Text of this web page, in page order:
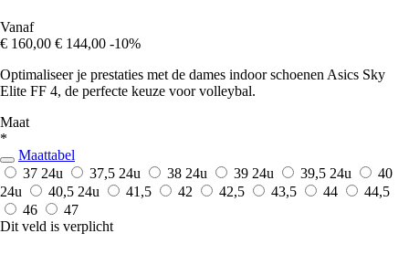
Vanaf
€ 160,00 € 144,00 -10%
Optimaliseer je prestaties met de dames indoor schoenen Asics Sky
Elite FF 4, de perfecte keuze voor volleybal.
Maat
*
Maattabel
37 24u 37,5 24u 38 24u 39 24u 39,5 24u
40
24u
40,5 24u 41,5 42 42,5 43,5 44
44,5
46
47
Dit veld is verplicht